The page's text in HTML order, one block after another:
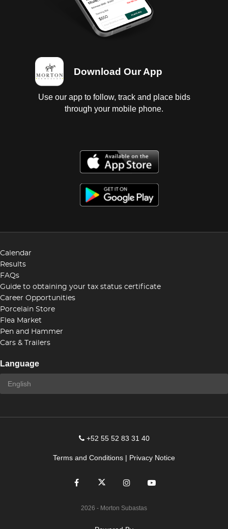
Download Our App
Use our app to follow, track and place bids
through your mobile phone.
Calendar
Results
FAQs
Guide to obtaining your tax status certificate
Career Opportunities
Porcelain Store
Flea Market
Pen and Hammer
Cars & Trailers
Language
+52 55 52 83 31 40
Terms and Conditions | Privacy Notice
2026 - Morton Subastas